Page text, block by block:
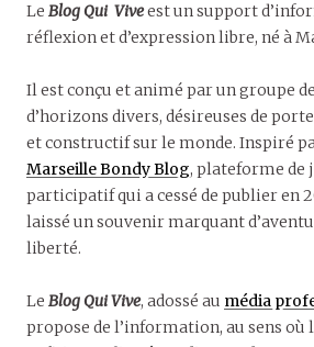
Le Blog Qui Viveest un support
réflexion et d’expression libre, né à
Il est conçu et animé par un groupe
d’horizons divers, désireuses de
et constructif sur le monde. Inspiré
Marseille Bondy Blog, plateforme de
participatif qui a cessé de publier en
laissé un souvenir marquant
liberté.
Le Blog Qui Vive, adossé au média
propose de l’information, au sens où